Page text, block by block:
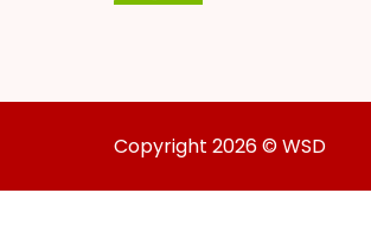
Copyright 2026 © WSD